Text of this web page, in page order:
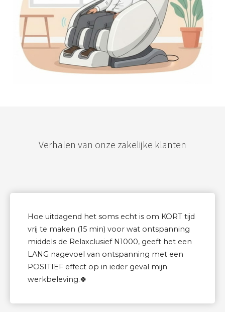
Verhalen van onze zakelijke klanten
Hoe uitdagend het soms echt is om KORT tijd
vrij te maken (15 min) voor wat ontspanning
middels de Relaxclusief N1000, geeft het een
LANG nagevoel van ontspanning met een
POSITIEF effect op in ieder geval mijn
werkbeleving.🍀